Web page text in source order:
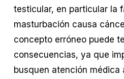
testicular, en particular la
masturbación causa
concepto erróneo puede
consecuencias, ya que
busquen atención médica